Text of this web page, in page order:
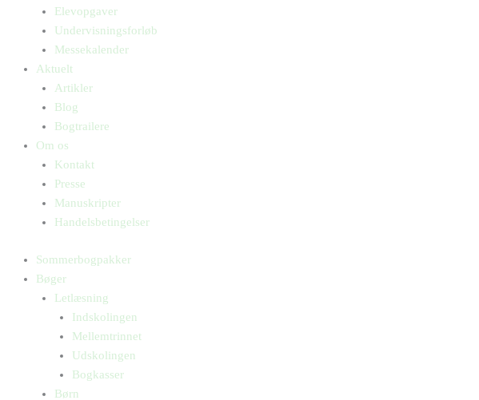
Elevopgaver
Undervisningsforløb
Messekalender
Aktuelt
Artikler
Blog
Bogtrailere
Om os
Kontakt
Presse
Manuskripter
Handelsbetingelser
Sommerbogpakker
Bøger
Letlæsning
Indskolingen
Mellemtrinnet
Udskolingen
Bogkasser
Børn